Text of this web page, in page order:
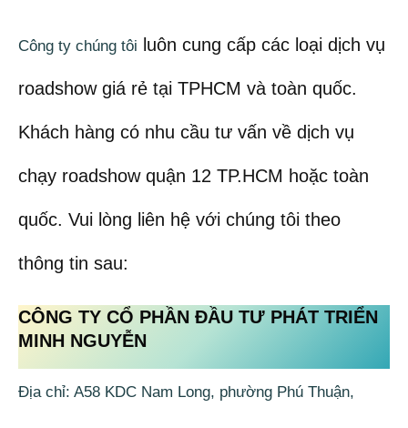
Công ty chúng tôi luôn cung cấp các loại dịch vụ
roadshow giá rẻ tại TPHCM và toàn quốc.
Khách hàng có nhu cầu tư vấn về dịch vụ
chạy roadshow quận 12 TP.HCM hoặc toàn
quốc. Vui lòng liên hệ với chúng tôi theo
thông tin sau:
CÔNG TY CỔ PHẦN ĐẦU TƯ PHÁT TRIỂN
MINH NGUYỄN
Địa chỉ: A58 KDC Nam Long, phường Phú Thuận,